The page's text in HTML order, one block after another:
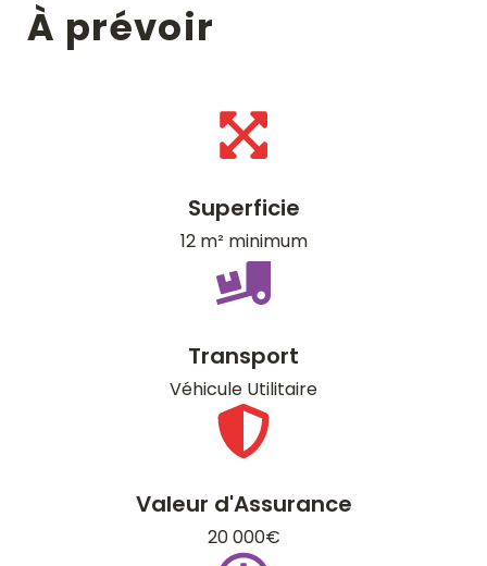
À prévoir
Superficie
12 m² minimum
Transport
Véhicule Utilitaire
Valeur d'Assurance
20 000€